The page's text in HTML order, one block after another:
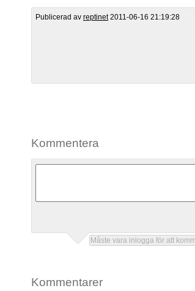
Publicerad av reptinet2011-06-16 21:19:28
Kommentera
Kommentarer